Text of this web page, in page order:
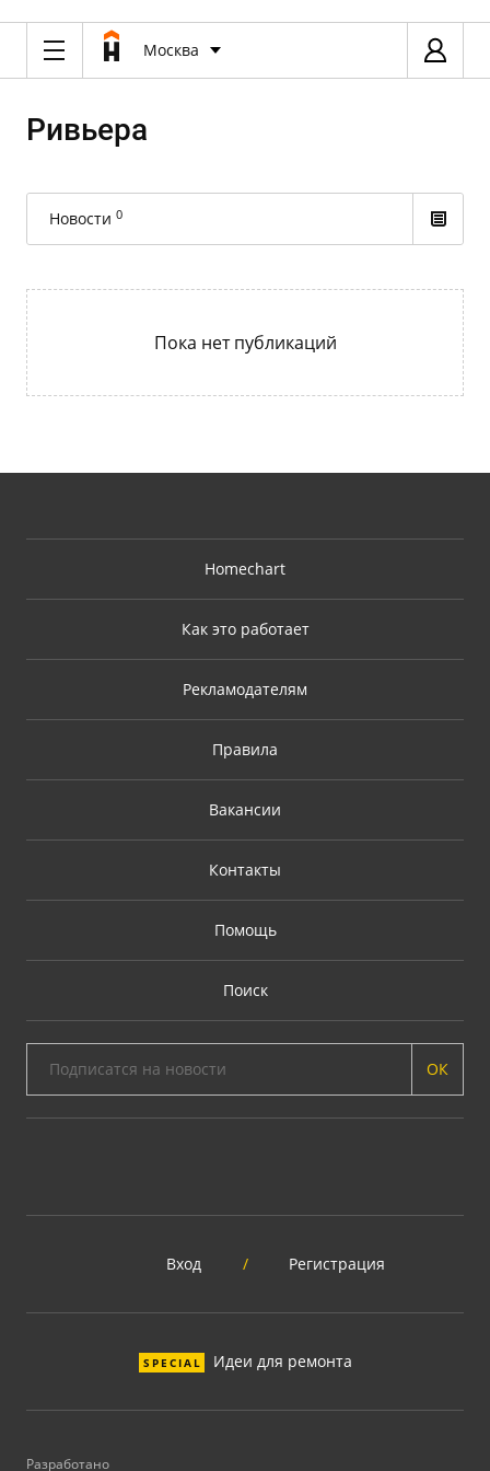
Москва
Ривьера
Новости 0
Пока нет публикаций
Homechart
Как это работает
Рекламодателям
Правила
Вакансии
Контакты
Помощь
Поиск
ОК
Вход / Регистрация
SPECIAL Идеи для ремонта
Разработано